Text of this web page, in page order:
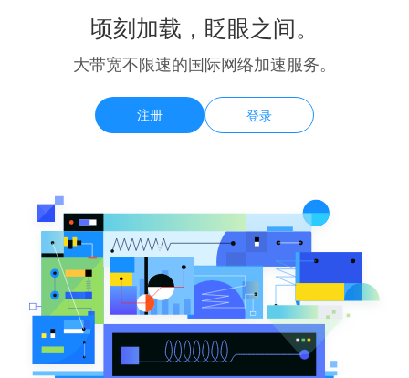
顷刻加载，眨眼之间。
大带宽不限速的国际网络加速服务。
注册 登录